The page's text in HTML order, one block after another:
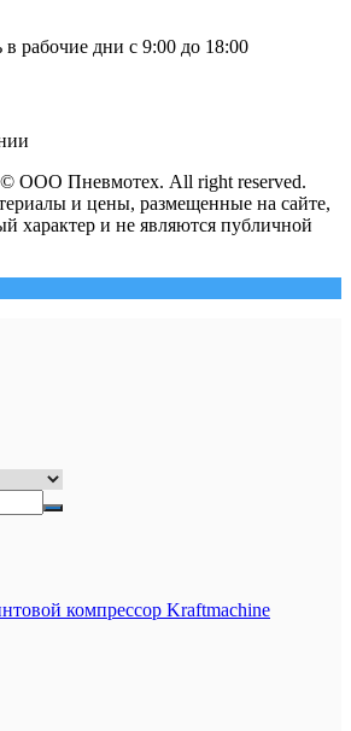
рабочие дни с 9:00 до 18:00
© ООО Пневмотех. All right reserved.
и цены, размещенные на сайте,
характер и не являются публичной
компрессор Kraftmaсhine